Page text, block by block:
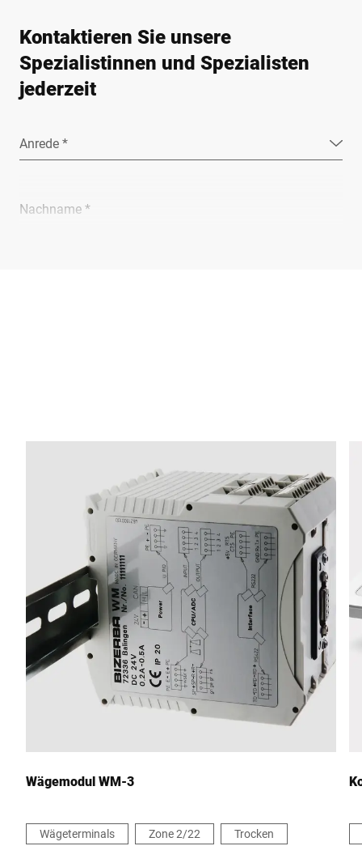
Kontaktieren Sie unsere
Spezialistinnen und Spezialisten
jederzeit
Anrede *
Nachname *
Stadt *
Land *
Wägemodul WM-3
Wägeterminals Zone 2/22
Trocken